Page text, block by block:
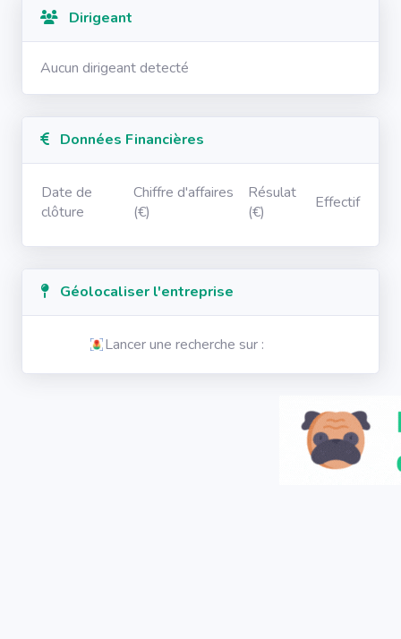
Dirigeant
Aucun dirigeant detecté
Données Financières
Date de
clôture
Chiffre d'affaires
(€)
Résulat
(€)
Effectif
Géolocaliser l'entreprise
Lancer une recherche sur :